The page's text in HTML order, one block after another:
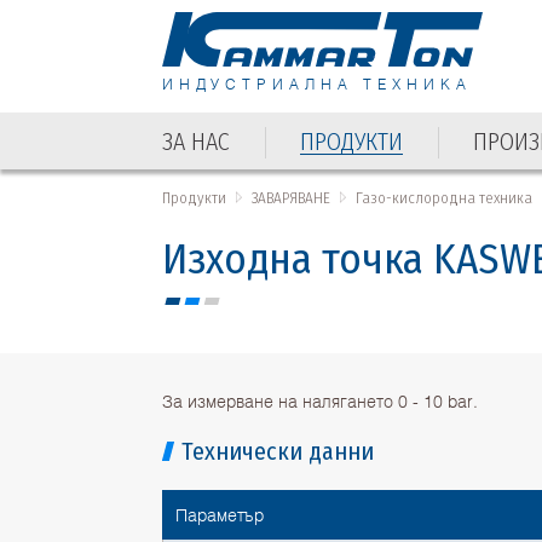
ИНДУСТРИАЛНА ТЕХНИКА
ЗА НАС ПРОДУКТИ
ЗА НАС ПРОДУКТИ
Продукти ЗАВАРЯВАНЕ Газо-кислородна техника
Изходна точка
За измерване на налягането 0 - 10 bar.
Технически данни
Параметър